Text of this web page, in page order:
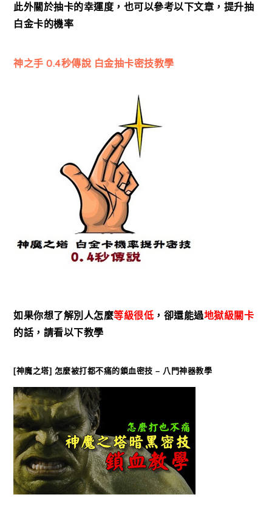
此外關於抽卡的幸運度，也可以參考以下文章，提升抽
白金卡的機率
神之手 0.4秒傳說 白金抽卡密技教學
如果你想了解別人怎麼等級很低 ，卻還能過地獄級關卡
的話，請看以下教學
[神魔之塔] 怎麼被打都不痛的鎖血密技 – 八門神器教學